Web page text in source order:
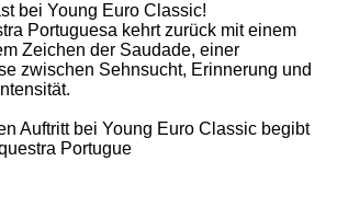
bei Young Euro Classic!
Portuguesa kehrt zurück mit einem
Zeichen der Saudade, einer
zwischen Sehnsucht, Erinnerung und
Auftritt bei Young Euro Classic begibt
Portugue